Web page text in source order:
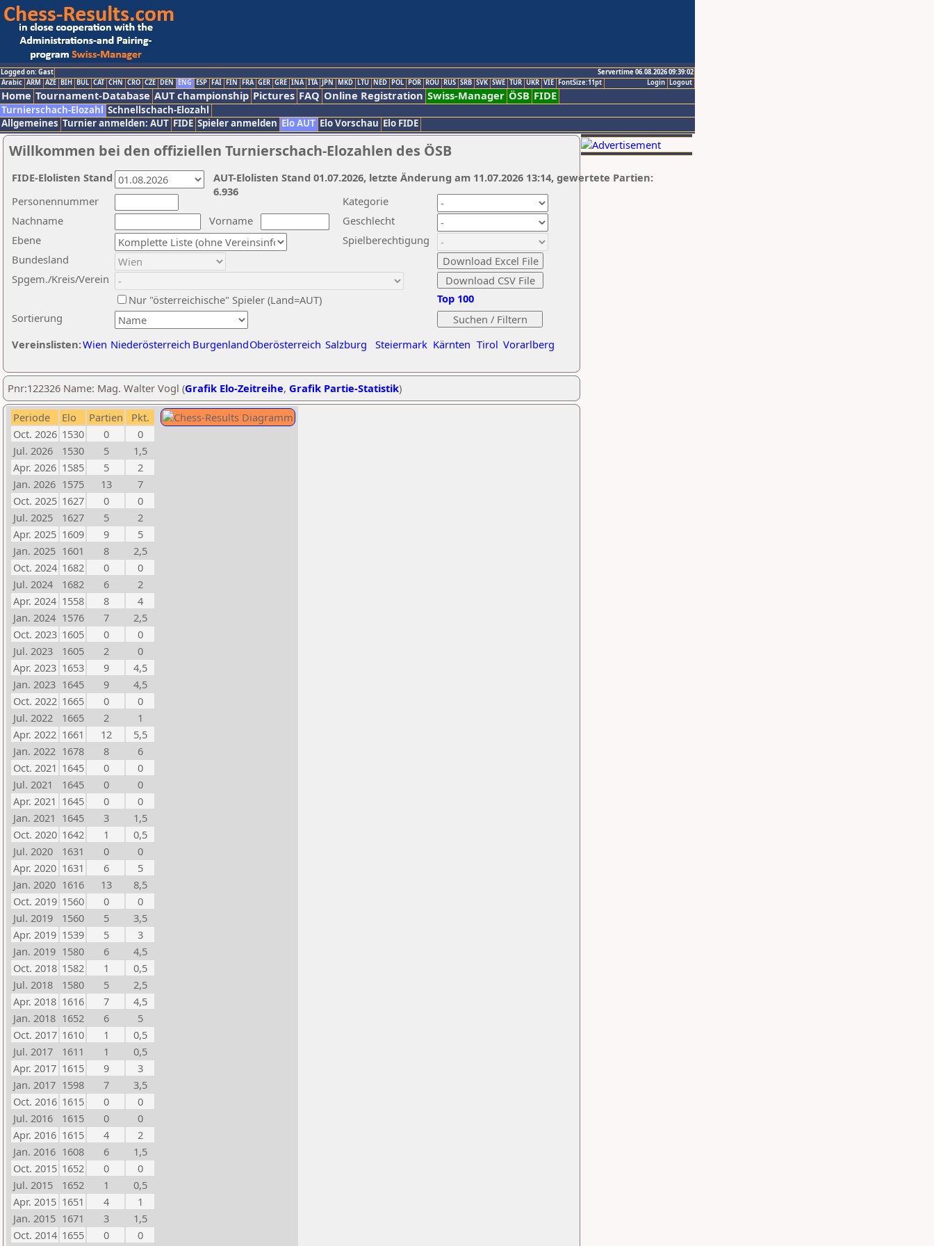
Logged on: Gast
Servertime 06.08.2026 09:39:02
Logout
Login
Arabic ARM AZE BIH BUL CAT CHN CRO CZE DEN ENG ESP FAI FIN FRA GER GRE INA ITA JPN MKD LTU NED POL POR ROU RUS SRB SVK SWE TUR UKR VIE FontSize:11pt
Home Tournament-Database AUT championship Pictures FAQ Online Registration Swiss-Manager ÖSB FIDE
Turnierschach-Elozahl Schnellschach-Elozahl
Allgemeines Turnier anmelden: AUT FIDE Spieler anmelden Elo AUT Elo Vorschau Elo FIDE
Willkommen bei den offiziellen Turnierschach-Elozahlen des ÖSB
Nachname
Vorname
Ebene
Kategorie
Sortierung
Personennummer
Bundesland
Spgem./Kreis/Verein
Geschlecht
Nur "österreichische" Spieler (Land=AUT)
Spielberechtigung
Vereinslisten:Wien Niederösterreich BurgenlandOberösterreich Salzburg Steiermark Kärnten Tirol Vorarlberg
Top 100
AUT-Elolisten Stand 01.07.2026, letzte Änderung am 11.07.2026 13:14, gewertete Partien:
6.936
FIDE-Elolisten Stand
Pnr:122326 Name: Mag. Walter Vogl (Grafik Elo-Zeitreihe, Grafik Partie-Statistik)
Periode Elo Partien
Pkt.
Oct. 2026 1530 0
0
Jul. 2026
1530 5
1,5
Apr. 2026 1585 5
2
Jan. 2026 1575 13
7
Oct. 2025 1627 0
0
Jul. 2025
1627 5
2
Apr. 2025 1609 9
5
Jan. 2025 1601 8
2,5
Oct. 2024 1682 0
0
Jul. 2024
1682 6
2
Apr. 2024 1558 8
4
Jan. 2024 1576 7
2,5
Oct. 2023 1605 0
0
Jul. 2023
1605 2
0
Apr. 2023 1653 9
4,5
Jan. 2023 1645 9
4,5
Oct. 2022 1665 0
0
Jul. 2022
1665 2
1
Apr. 2022 1661 12
5,5
Jan. 2022 1678 8
6
Oct. 2021 1645 0
0
Jul. 2021
1645 0
0
Apr. 2021 1645 0
0
Jan. 2021 1645 3
1,5
Oct. 2020 1642 1
0,5
Jul. 2020
1631 0
0
Apr. 2020 1631 6
5
Jan. 2020 1616 13
8,5
Oct. 2019 1560 0
0
Jul. 2019
1560 5
3,5
Apr. 2019 1539 5
3
Jan. 2019 1580 6
4,5
Oct. 2018 1582 1
0,5
Jul. 2018
1580 5
2,5
Apr. 2018 1616 7
4,5
Jan. 2018 1652 6
5
Oct. 2017 1610 1
0,5
Jul. 2017
1611 1
0,5
Apr. 2017 1615 9
3
Jan. 2017 1598 7
3,5
Oct. 2016 1615 0
0
Jul. 2016
1615 0
0
Apr. 2016 1615 4
2
Jan. 2016 1608 6
1,5
Oct. 2015 1652 0
0
Jul. 2015
1652 1
0,5
Apr. 2015 1651 4
1
Jan. 2015 1671 3
1,5
Oct. 2014 1655 0
0